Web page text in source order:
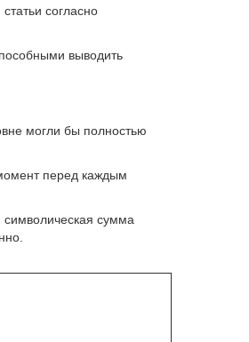
согласно
выводить
могли бы полностью
перед каждым
сумма